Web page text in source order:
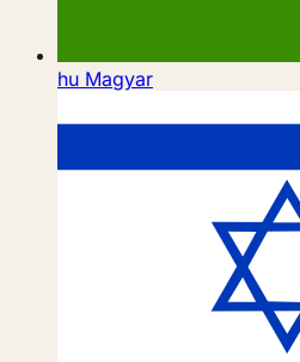
hu Magyar